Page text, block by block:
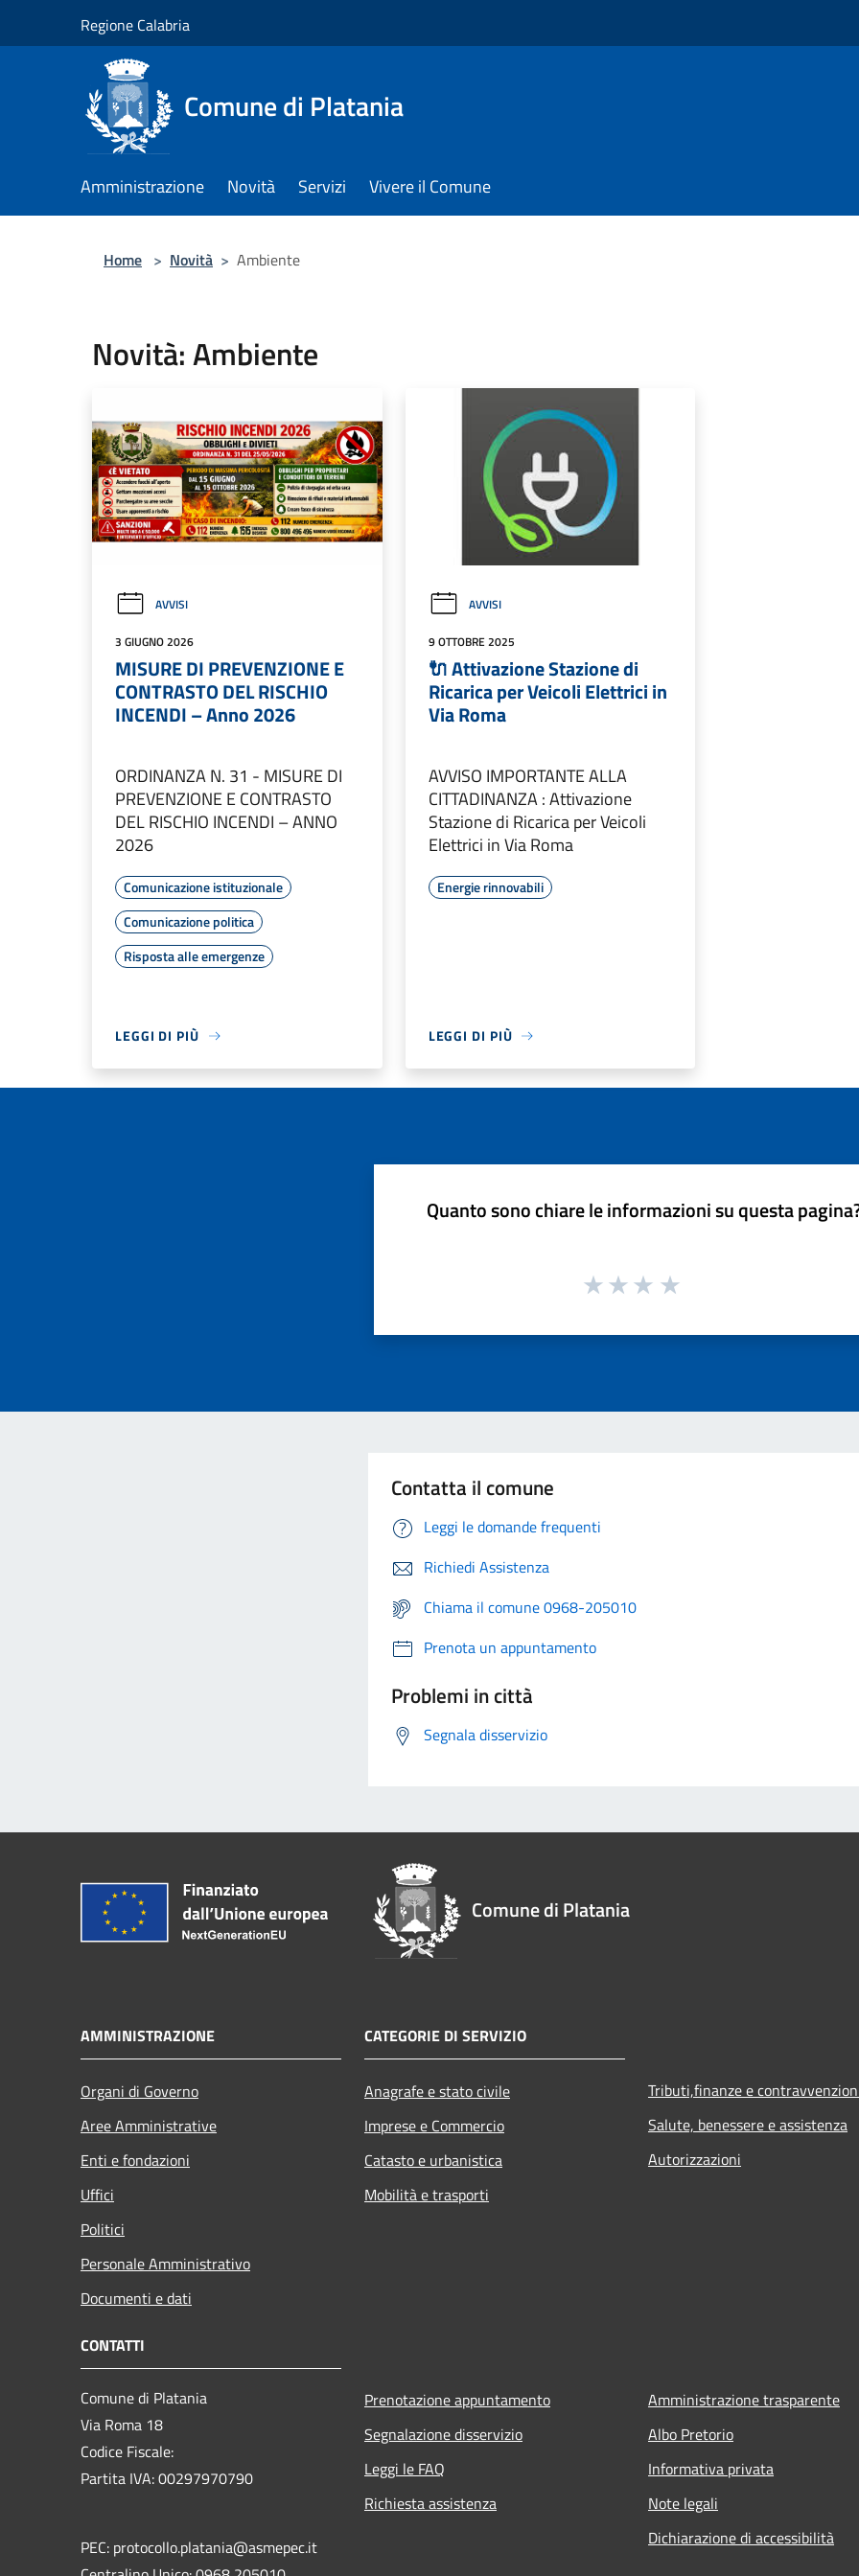
Regione Calabria
Comune di Platania
Amministrazione Novità Servizi Vivere il Comune
Home > Novità > Ambiente
Novità: Ambiente
AVVISI
3 GIUGNO 2026
MISURE DI PREVENZIONE E
CONTRASTO DEL RISCHIO
INCENDI – Anno 2026
ORDINANZA N. 31 - MISURE DI
PREVENZIONE E CONTRASTO
DEL RISCHIO INCENDI – ANNO
2026
Comunicazione istituzionale
Comunicazione politica
Risposta alle emergenze
LEGGI DI PIÙ
AVVISI
9 OTTOBRE 2025
🔌 Attivazione Stazione di
Ricarica per Veicoli Elettrici in
Via Roma
AVVISO IMPORTANTE ALLA
CITTADINANZA : Attivazione
Stazione di Ricarica per Veicoli
Elettrici in Via Roma
Energie rinnovabili
LEGGI DI PIÙ
Quanto sono chiare le informazioni su questa
Contatta il comune
Leggi le domande frequenti
Richiedi Assistenza
Chiama il comune 0968-205010
Prenota un appuntamento
Problemi in città
Segnala disservizio
Comune di Platania
AMMINISTRAZIONE
Organi di Governo
Aree Amministrative
Enti e fondazioni
Uffici
Politici
Personale Amministrativo
Documenti e dati
CATEGORIE DI SERVIZIO
Anagrafe e stato civile
Imprese e Commercio
Catasto e urbanistica
Mobilità e trasporti
Tributi,finanze e
Salute, benessere e assistenza
Autorizzazioni
CONTATTI
Comune di Platania
Via Roma 18
Codice Fiscale:
Partita IVA: 00297970790
PEC: protocollo.platania@asmepec.it
Prenotazione appuntamento
Segnalazione disservizio
Leggi le FAQ
Richiesta assistenza
Amministrazione trasparente
Albo Pretorio
Informativa privata
Note legali
Dichiarazione di accessibilità